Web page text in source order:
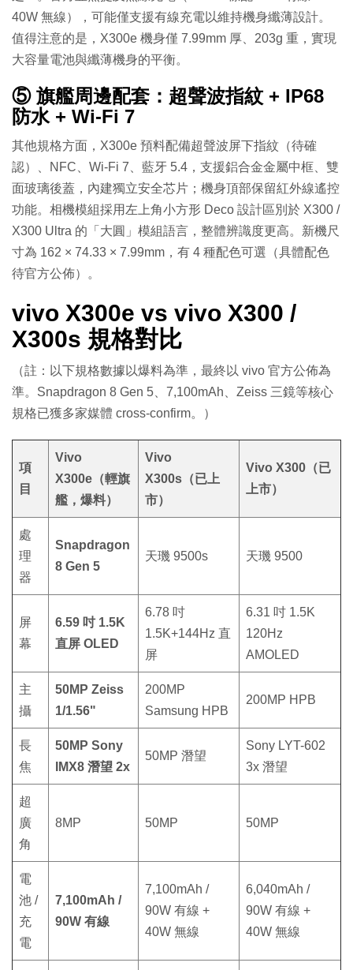
40W 無線），可能僅支援有線充電以維持機身纖薄設計。
值得注意的是，X300e 機身僅 7.99mm 厚、203g 重，實現
大容量電池與纖薄機身的平衡。
⑤ 旗艦周邊配套：超聲波指紋 + IP68
防水 + Wi-Fi 7
其他規格方面，X300e 預料配備超聲波屏下指紋（待確
認）、NFC、Wi-Fi 7、藍牙 5.4，支援鋁合金金屬中框、雙
面玻璃後蓋，內建獨立安全芯片；機身頂部保留紅外線遙控
功能。相機模組採用左上角小方形 Deco 設計區別於 X300 /
X300 Ultra 的「大圓」模組語言，整體辨識度更高。新機尺
寸為 162 × 74.33 × 7.99mm，有 4 種配色可選（具體配色
待官方公佈）。
vivo X300e vs vivo X300 /
X300s 規格對比
（註：以下規格數據以爆料為準，最終以 vivo 官方公佈為
準。Snapdragon 8 Gen 5、7,100mAh、Zeiss 三鏡等核心
規格已獲多家媒體 cross-confirm。）
項
目
Vivo
X300e（輕旗
艦，爆料）
Vivo
X300s（已上
市）
Vivo X300（已
上市）
處
理
器
Snapdragon
8 Gen 5
天璣 9500s 天璣 9500
屏
幕
6.59 吋 1.5K
直屏 OLED
6.78 吋
1.5K+144Hz 直
屏
6.31 吋 1.5K
120Hz
AMOLED
主
攝
50MP Zeiss
1/1.56"
200MP
Samsung HPB
200MP HPB
長
焦
50MP Sony
IMX8 潛望 2x
50MP 潛望
Sony LYT-602
3x 潛望
超
廣
角
8MP 50MP 50MP
電
池 /
充
電
7,100mAh /
90W 有線
7,100mAh /
90W 有線 +
40W 無線
6,040mAh /
90W 有線 +
40W 無線